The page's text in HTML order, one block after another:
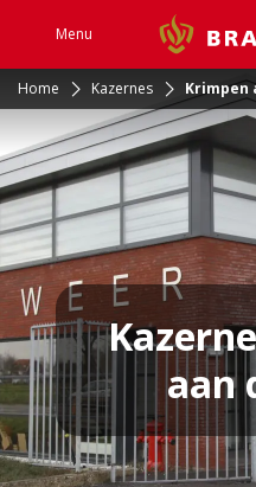
Menu
Home Kazernes Krimpen
aan